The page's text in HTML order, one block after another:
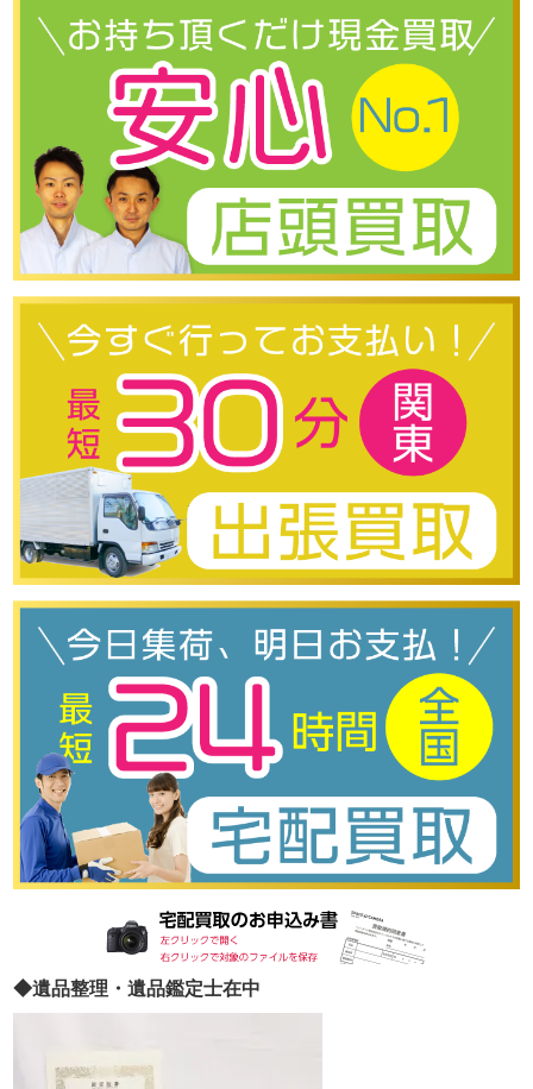
◆遺品整理・遺品鑑定士在中